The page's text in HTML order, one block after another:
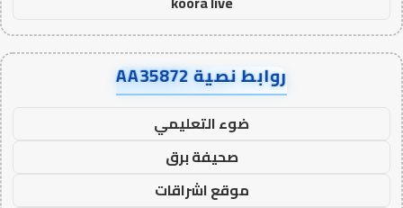
روابط نصية AA35872
ضوء التعليمي
صحيفة برق
موقع اشراقات